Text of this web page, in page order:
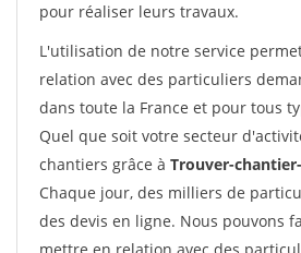
pour réaliser leurs travaux.
L'utilisation de notre service
relation avec des particuliers
dans toute la France et pour tous
Quel que soit votre secteur
chantiers grâce à Trouver-
Chaque jour, des milliers de
des devis en ligne. Nous pouvons